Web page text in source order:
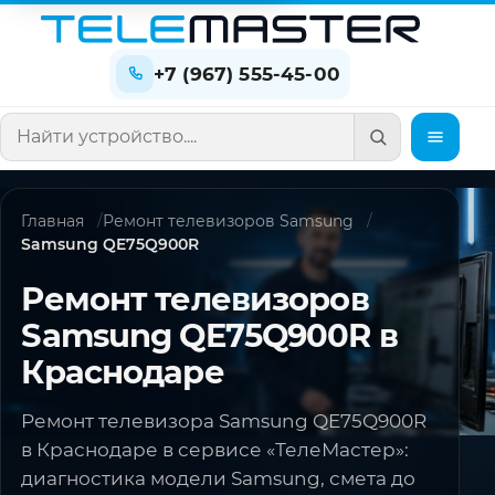
+7 (967) 555-45-00
Поиск по сайту
Главная
Ремонт телевизоров Samsung
Samsung QE75Q900R
Ремонт телевизоров
Samsung QE75Q900R в
Краснодаре
Ремонт телевизора Samsung QE75Q900R
в Краснодаре в сервисе «ТелеМастер»:
диагностика модели Samsung, смета до